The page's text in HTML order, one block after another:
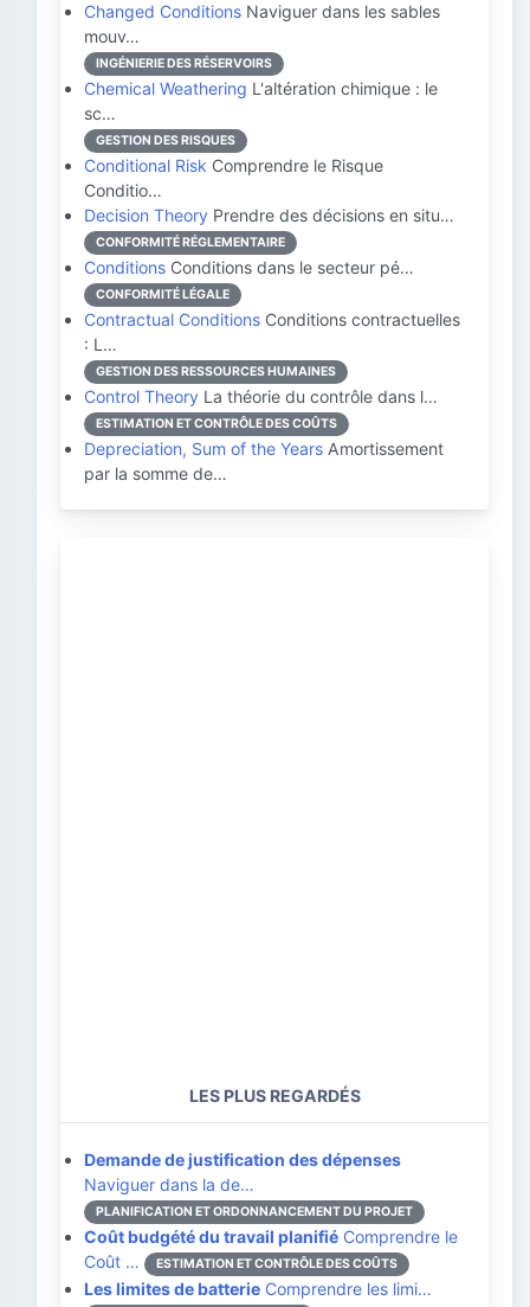
Changed Conditions Naviguer dans les sables
mouv…
INGÉNIERIE DES RÉSERVOIRS
Chemical Weathering L'altération chimique : le
sc…
GESTION DES RISQUES
Conditional Risk Comprendre le Risque
Conditio…
Decision Theory Prendre des décisions en situ…
CONFORMITÉ RÉGLEMENTAIRE
Conditions Conditions dans le secteur pé…
CONFORMITÉ LÉGALE
Contractual Conditions Conditions contractuelles
: L…
GESTION DES RESSOURCES HUMAINES
Control Theory La théorie du contrôle dans l…
ESTIMATION ET CONTRÔLE DES COÛTS
Depreciation, Sum of the Years Amortissement
par la somme de…
LES PLUS REGARDÉS
Demande de justification des dépenses
Naviguer dans la de…
PLANIFICATION ET ORDONNANCEMENT DU PROJET
Coût budgété du travail planifié Comprendre le
Coût …
ESTIMATION ET CONTRÔLE DES COÛTS
Les limites de batterie Comprendre les limi…